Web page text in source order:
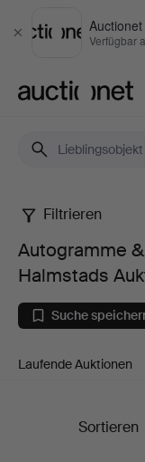
Schließen
Auctionet
Verfügbar
&
bei
Filtrieren
Autogramme
Halmstads
Suche
Laufende Auktionen
EndpreiseSortieren